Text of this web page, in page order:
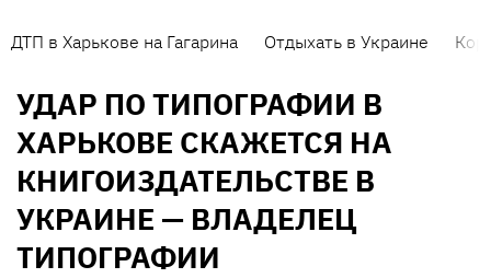
ДТП в Харькове на Гагарина Отдыхать в Украине
УДАР ПО ТИПОГРАФИИ В
ХАРЬКОВЕ СКАЖЕТСЯ НА
КНИГОИЗДАТЕЛЬСТВЕ В
УКРАИНЕ — ВЛАДЕЛЕЦ
ТИПОГРАФИИ